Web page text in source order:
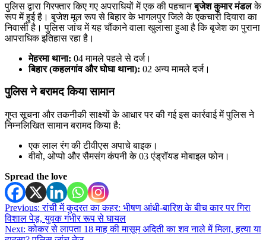
पुलिस द्वारा गिरफ्तार किए गए अपराधियों में एक की पहचानबृजेश कुमार मंडलके
रूप में हुई है। बृजेश मूल रूप से बिहार के भागलपुर जिले के एकचारी दियारा का
निवासी है। पुलिस जांच में यह चौंकाने वाला खुलासा हुआ है कि बृजेश का पुराना
आपराधिक इतिहास रहा है।
मेहरमा थाना: 04 मामले पहले से दर्ज।
बिहार (कहलगांव और घोघा थाना): 02 अन्य मामले दर्ज।
पुलिस ने बरामद किया सामान
गुप्त सूचना और तकनीकी साक्ष्यों के आधार पर की गई इस कार्रवाई में पुलिस ने
निम्नलिखित सामान बरामद किया है:
एक लाल रंग की टीवीएस अपाचे बाइक।
वीवो, ओप्पो और सैमसंग कंपनी के 03 एंड्रॉयड मोबाइल फोन।
Spread the love
Post
navigation
Previous: रांची में कुदरत का कहर: भीषण आंधी-बारिश के बीच कार पर गिरा
विशाल पेड़, युवक गंभीर रूप से घायल
Next: कोकर से लापता 18 माह की मासूम अदिती का शव नाले में मिला, हत्या या